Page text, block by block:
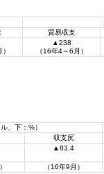
貿易収支
▲238
（16年4～6月）
、下：%）
収支尻
▲83.4
（16年9月）